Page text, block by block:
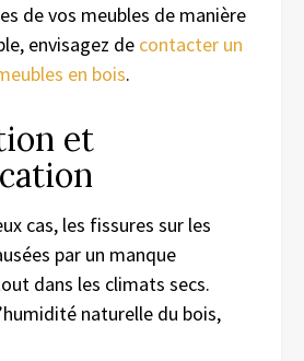
de vos meubles de manière
envisagez de contacter un
en bois.
et
cas, les fissures sur les
par un manque
dans les climats secs.
naturelle du bois,